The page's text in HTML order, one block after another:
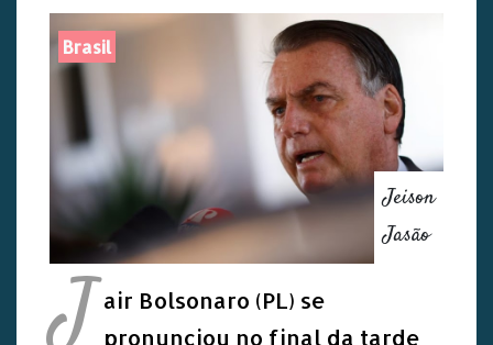
Brasil
Jeison
Jasão
J air Bolsonaro (PL) se
pronunciou no final da tarde